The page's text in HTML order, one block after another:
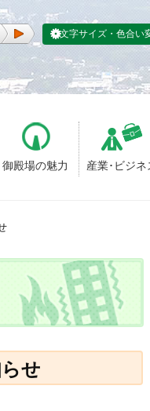
御殿場の魅力 産業･ビジネ
文字サイズ・色合い
せ